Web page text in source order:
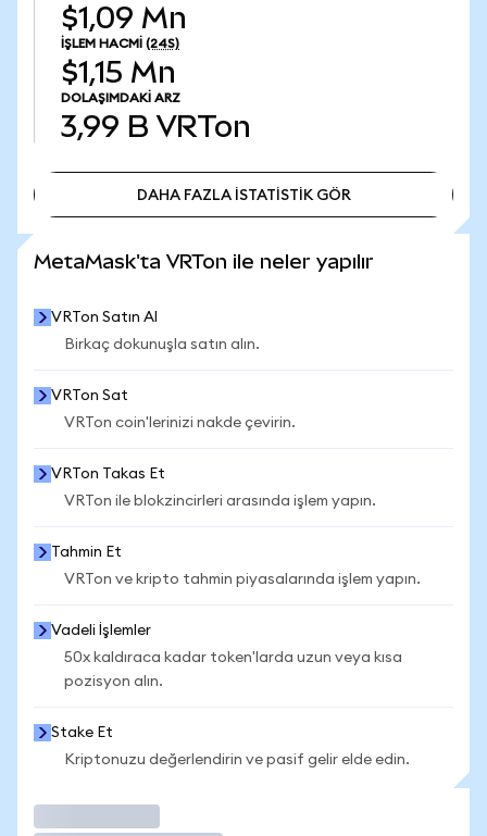
$1,09 Mn
İŞLEM HACMI (24S)
$1,15 Mn
DOLAŞIMDAKI ARZ
3,99 B VRTon
DAHA FAZLA İSTATİSTİK GÖR
MetaMask'ta VRTon ile neler yapılır
VRTon Satın Al
Birkaç dokunuşla satın alın.
VRTon Sat
VRTon coin'lerinizi nakde çevirin.
VRTon Takas Et
VRTon ile blokzincirleri arasında işlem yapın.
Tahmin Et
VRTon ve kripto tahmin piyasalarında işlem yapın.
Vadeli İşlemler
50x kaldıraca kadar token'larda uzun veya kısa
pozisyon alın.
Stake Et
Kriptonuzu değerlendirin ve pasif gelir elde edin.